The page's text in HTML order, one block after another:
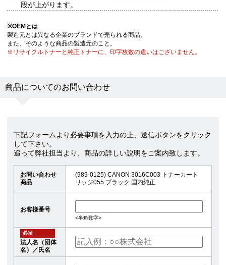
段が上がります。
※OEMとは
製造元とは異なる企業のブランドで売られる商品。
また、そのような商品の製造元のこと。
※リサイクルトナーと純正トナーに、印字枚数の違いはございません。
商品についてのお問い合わせ
下記フォームより必要事項を入力の上、送信ボタンをクリック
して下さい。
追って弊社担当より、商品の詳しい説明をご案内致します。
お問い合わせ
商品
(989-0125) CANON 3016C003 トナーカート
リッジ055 ブラック 国内純正
お客様番号
<半角数字>
必須
法人名（団体
名）／氏名